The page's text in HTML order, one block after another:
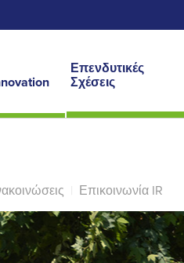
Επενδυτικές
Σχέσεις
Επικοινωνία IR